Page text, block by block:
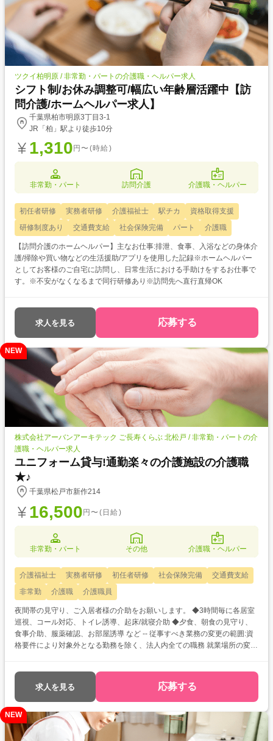
ツクイ柏明原 / 非常勤・パートの介護職・ヘルパー求人
シフト制/お休み調整可/幅広い年齢層活躍中【訪
問介護/ホームヘルパー求人】
千葉県柏市明原3丁目3-1
JR「柏」駅より徒歩10分
1,310 円〜(時給)
非常勤・パート 訪問介護 介護職・ヘルパー
初任者研修 実務者研修 介護福祉士 駅チカ
資格取得支援
研修制度あり
交通費支給 社会保険完備 パート 介護職
【訪問介護のホームヘルパー】主なお仕事:排泄、食事、入浴などの身体介
護/掃除や買い物などの生活援助/アプリを使用した記録※ホームヘルパー
としてお客様のご自宅に訪問し、日常生活における手助けをするお仕事で
す。※不安がなくなるまで同行研修あり※訪問先へ直行直帰OK
求人を見る 応募する
NEW
株式会社アーバンアーキテック ご長寿くらぶ 北松戸 / 非常勤・パートの介
護職・ヘルパー求人
ユニフォーム貸与!通勤楽々の介護施設の介護職
★♪
千葉県松戸市新作214
16,500 円〜(日給)
非常勤・パート その他 介護職・ヘルパー
介護福祉士 実務者研修 初任者研修 社会保険完備
交通費支給
非常勤
介護職 介護職員
夜間帯の見守り、ご入居者様の介助をお願いします。 ◆3時間毎に各居室
巡視、コール対応、トイレ誘導、起床/就寝介助 ◆夕食、朝食の見守り、
食事介助、服薬確認、お部屋誘導 など -- 従事すべき業務の変更の範囲:資
格要件により対象外となる勤務を除く、法人内全ての職務 就業場所の変更
求人を見る 応募する
NEW